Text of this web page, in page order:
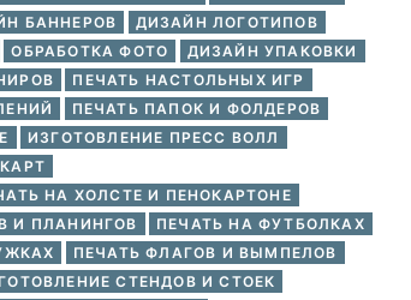
БАННЕРОВ
ДИЗАЙН ЛОГОТИПОВ
ОБРАБОТКА ФОТО
ДИЗАЙН УПАКОВКИ
ПЕЧАТЬ НАСТОЛЬНЫХ ИГР
ПЕЧАТЬ ПАПОК И ФОЛДЕРОВ
ИЗГОТОВЛЕНИЕ ПРЕСС ВОЛЛ
НА ХОЛСТЕ И ПЕНОКАРТОНЕ
И ПЛАНИНГОВ
ПЕЧАТЬ НА ФУТБОЛКАХ
ПЕЧАТЬ ФЛАГОВ И ВЫМПЕЛОВ
СТЕНДОВ И СТОЕК